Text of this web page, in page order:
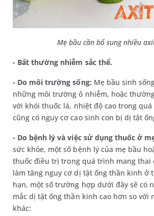
Mẹ bầu cần bổ sung nhiều
- Bất thường nhiễm sắc thể.
- Do môi trường sống: Mẹ bầu sinh
những môi trường ô nhiễm, hoặc
với khói thuốc lá, nhiệt độ cao trong
cũng có nguy cơ cao sinh con bị dị tật
- Do bệnh lý và việc sử dụng thuốc ở
sức khỏe, một số bệnh lý của mẹ bầu
thuốc điều trị trong quá trình mang thai
làm tăng nguy cơ dị tật ống thần kinh ở
hạn, một số trường hợp dưới đây sẽ có
mắc dị tật ống thần kinh cao hơn so với
khác: